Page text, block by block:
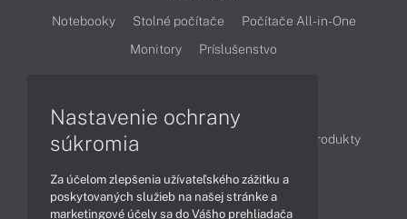
Notebooky Stolné počítače
Počítače All-in-One
Monitory
Príslušenstvo
Články
Obchodné informácie
Produkty
Nastavenie ochrany
súkromia
Za účelom zlepšenia užívateľského zážitku a
poskytovaných služieb na našej stránke a
marketingové účely sa do Vášho prehliadača